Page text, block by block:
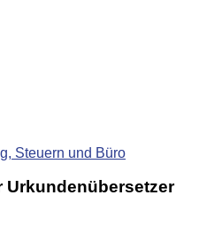
Steuern und Büro
Urkundenübersetzer